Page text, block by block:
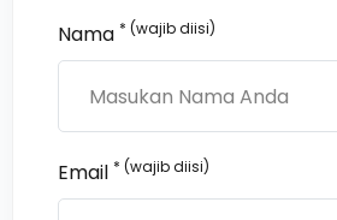
Nama * (wajib diisi)
Email * (wajib diisi)